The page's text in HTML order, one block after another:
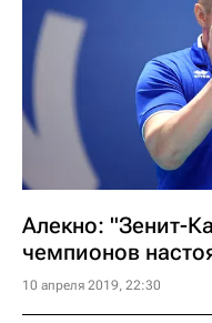
Алекно: "Зенит-
чемпионов
10 апреля 2019, 22:30